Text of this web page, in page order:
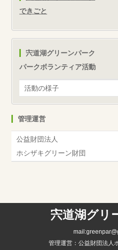
できごと
宍道湖グリーンパーク
パークボランティア活動
活動の様子
管理運営
公益財団法人
ホシザキグリーン財団
宍道湖グリ
管理運営：公益財団法人